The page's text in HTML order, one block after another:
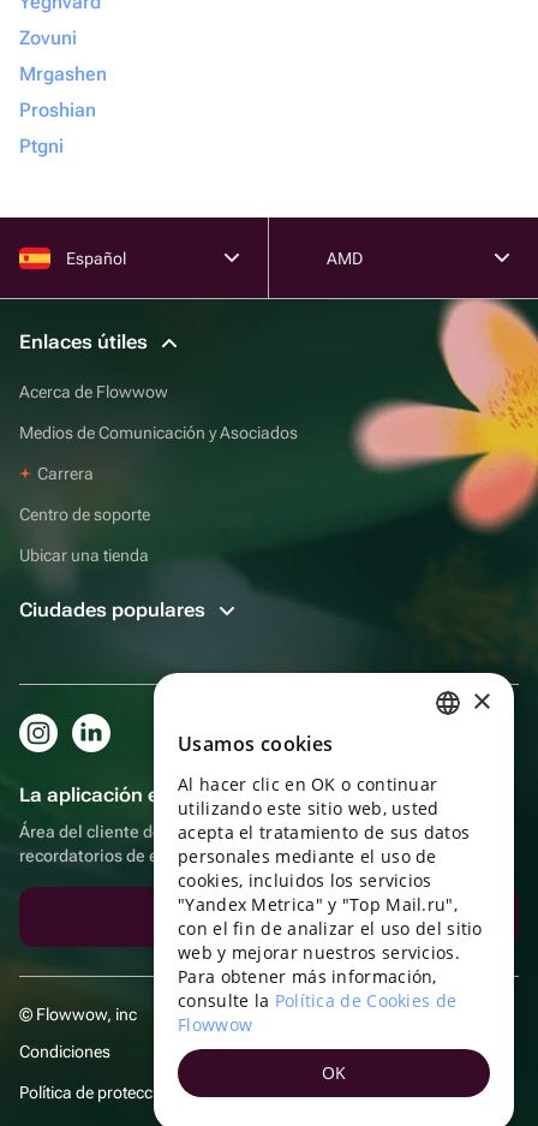
Zovuni
Mrgashen
Proshian
Ptgni
Español AMD
Enlaces útiles
Acerca de Flowwow
Medios de Comunicación y Asociados
Carrera
Centro de soporte
Ubicar una tienda
Ciudades populares
La aplicación es aún más práctica.
Área del cliente del destinatario, más bonos por compras y
recordatorios de eventos
Descargar la aplicación
© Flowwow, inc
Condiciones
Política de protección y privacidad de datos
ENGLISH
UKRAINIAN
PORTUGUESE
SPANISH
HUNGARIAN
ITALIAN
×
Usamos cookies
Al hacer clic en OK o continuar
utilizando este sitio web, usted
acepta el tratamiento de sus datos
personales mediante el uso de
cookies, incluidos los servicios
"Yandex Metrica" y "Top Mail.ru",
con el fin de analizar el uso del sitio
web y mejorar nuestros servicios.
Para obtener más información,
consulte la Política de Cookies de
Flowwow
OK